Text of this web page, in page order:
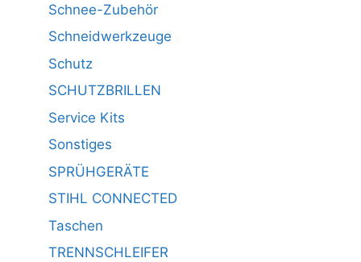
Schnee-Zubehör
Schneidwerkzeuge
Schutz
SCHUTZBRILLEN
Service Kits
Sonstiges
SPRÜHGERÄTE
STIHL CONNECTED
Taschen
TRENNSCHLEIFER